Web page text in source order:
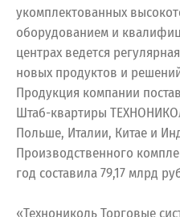
укомплектованных
оборудованием и
центрах ведется
новых продуктов и
Продукция компании
Штаб-квартиры
Польше, Италии, Китае и
Производственного
год составила 79,17 млрд
«Технониколь Торговые